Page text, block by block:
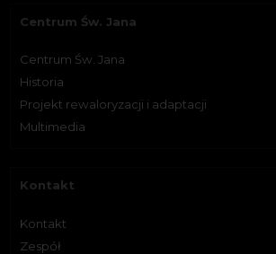
Centrum Św. Jana
Centrum Św. Jana
Historia
Projekt rewaloryzacji i adaptacji
Multimedia
Kontakt
Kontakt
Zespół